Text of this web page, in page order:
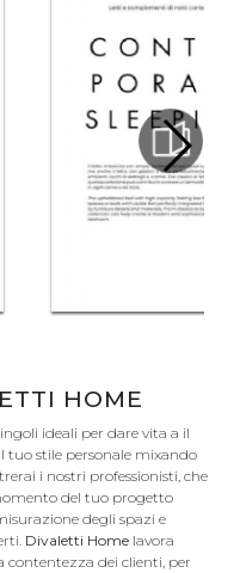
HOME
ideali per dare vita a il
tuo stile personale mixando
i nostri professionisti, che
del tuo progetto
degli spazi e
Divaletti Home lavora
contentezza dei clienti, per